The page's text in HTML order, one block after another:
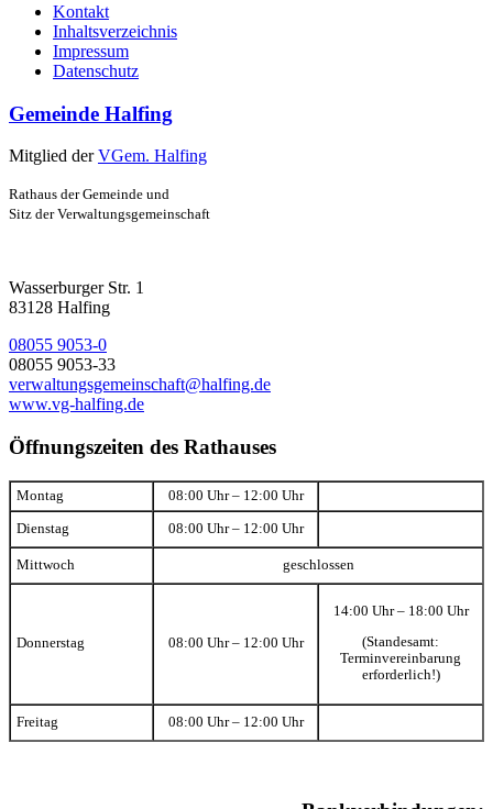
Kontakt
Inhaltsverzeichnis
Impressum
Datenschutz
Gemeinde Halfing
Mitglied derVGem. Halfing
Rathaus der Gemeinde und
Sitz der Verwaltungsgemeinschaft
Wasserburger Str. 1
83128 Halfing
08055 9053-0
08055 9053-33
verwaltungsgemeinschaft@halfing.de
www.vg-halfing.de
Öffnungszeiten des Rathauses
Montag 08:00 Uhr – 12:00 Uhr
Dienstag 08:00 Uhr – 12:00 Uhr
Mittwoch geschlossen
Donnerstag 08:00 Uhr – 12:00 Uhr
14:00 Uhr – 18:00 Uhr
(Standesamt:
Terminvereinbarung
erforderlich!)
Freitag 08:00 Uhr – 12:00 Uhr